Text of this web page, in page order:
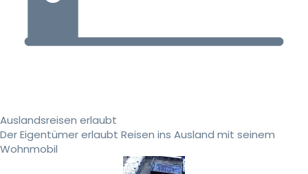
Auslandsreisen erlaubt
Der Eigentümer erlaubt Reisen ins Ausland mit seinem
Wohnmobil